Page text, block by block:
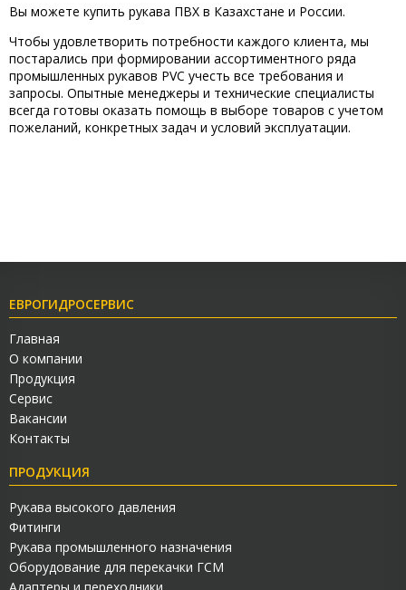
Вы можете купить рукава ПВХ в Казахстане и России.
Чтобы удовлетворить потребности каждого клиента, мы
постарались при формировании ассортиментного ряда
промышленных рукавов PVC учесть все требования и
запросы. Опытные менеджеры и технические специалисты
всегда готовы оказать помощь в выборе товаров с учетом
пожеланий, конкретных задач и условий эксплуатации.
ЕВРОГИДРОСЕРВИС
Главная
О компании
Продукция
Сервис
Вакансии
Контакты
ПРОДУКЦИЯ
Рукава высокого давления
Фитинги
Рукава промышленного назначения
Оборудование для перекачки ГСМ
Адаптеры и переходники